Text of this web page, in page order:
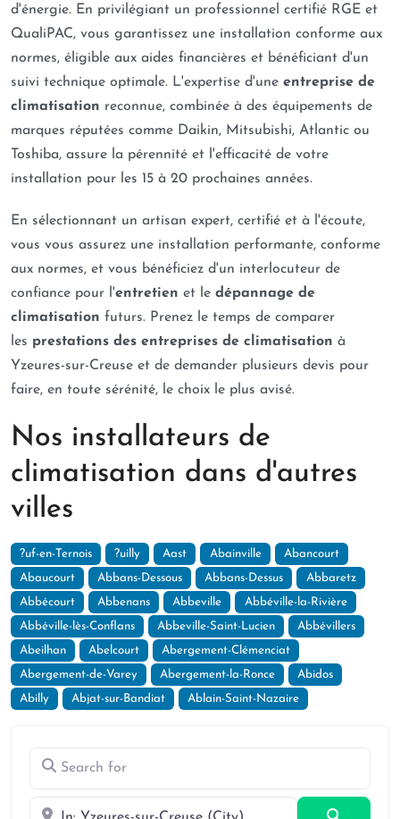
Search for
Near
d'énergie. En privilégiant un professionnel certifié RGE et
QualiPAC, vous garantissez une installation conforme aux
normes, éligible aux aides financières et bénéficiant d'un
suivi technique optimale. L'expertise d'une entreprise de
climatisation reconnue, combinée à des équipements de
marques réputées comme Daikin, Mitsubishi, Atlantic ou
Toshiba, assure la pérennité et l'efficacité de votre
installation pour les 15 à 20 prochaines années.
En sélectionnant un artisan expert, certifié et à l'écoute,
vous vous assurez une installation performante, conforme
aux normes, et vous bénéficiez d'un interlocuteur de
confiance pour l'entretien et le dépannage de
climatisation futurs. Prenez le temps de comparer
les prestations des entreprises de climatisation à
Yzeures-sur-Creuse et de demander plusieurs devis pour
faire, en toute sérénité, le choix le plus avisé.
Nos installateurs de
climatisation dans d'autres
villes
?uf-en-Ternois ?uilly Aast Abainville Abancourt
Abaucourt Abbans-Dessous Abbans-Dessus Abbaretz
Abbécourt Abbenans Abbeville Abbéville-la-Rivière
Abbéville-lès-Conflans Abbeville-Saint-Lucien Abbévillers
Abeilhan Abelcourt Abergement-Clémenciat
Abergement-de-Varey Abergement-la-Ronce Abidos
Abilly Abjat-sur-Bandiat Ablain-Saint-Nazaire